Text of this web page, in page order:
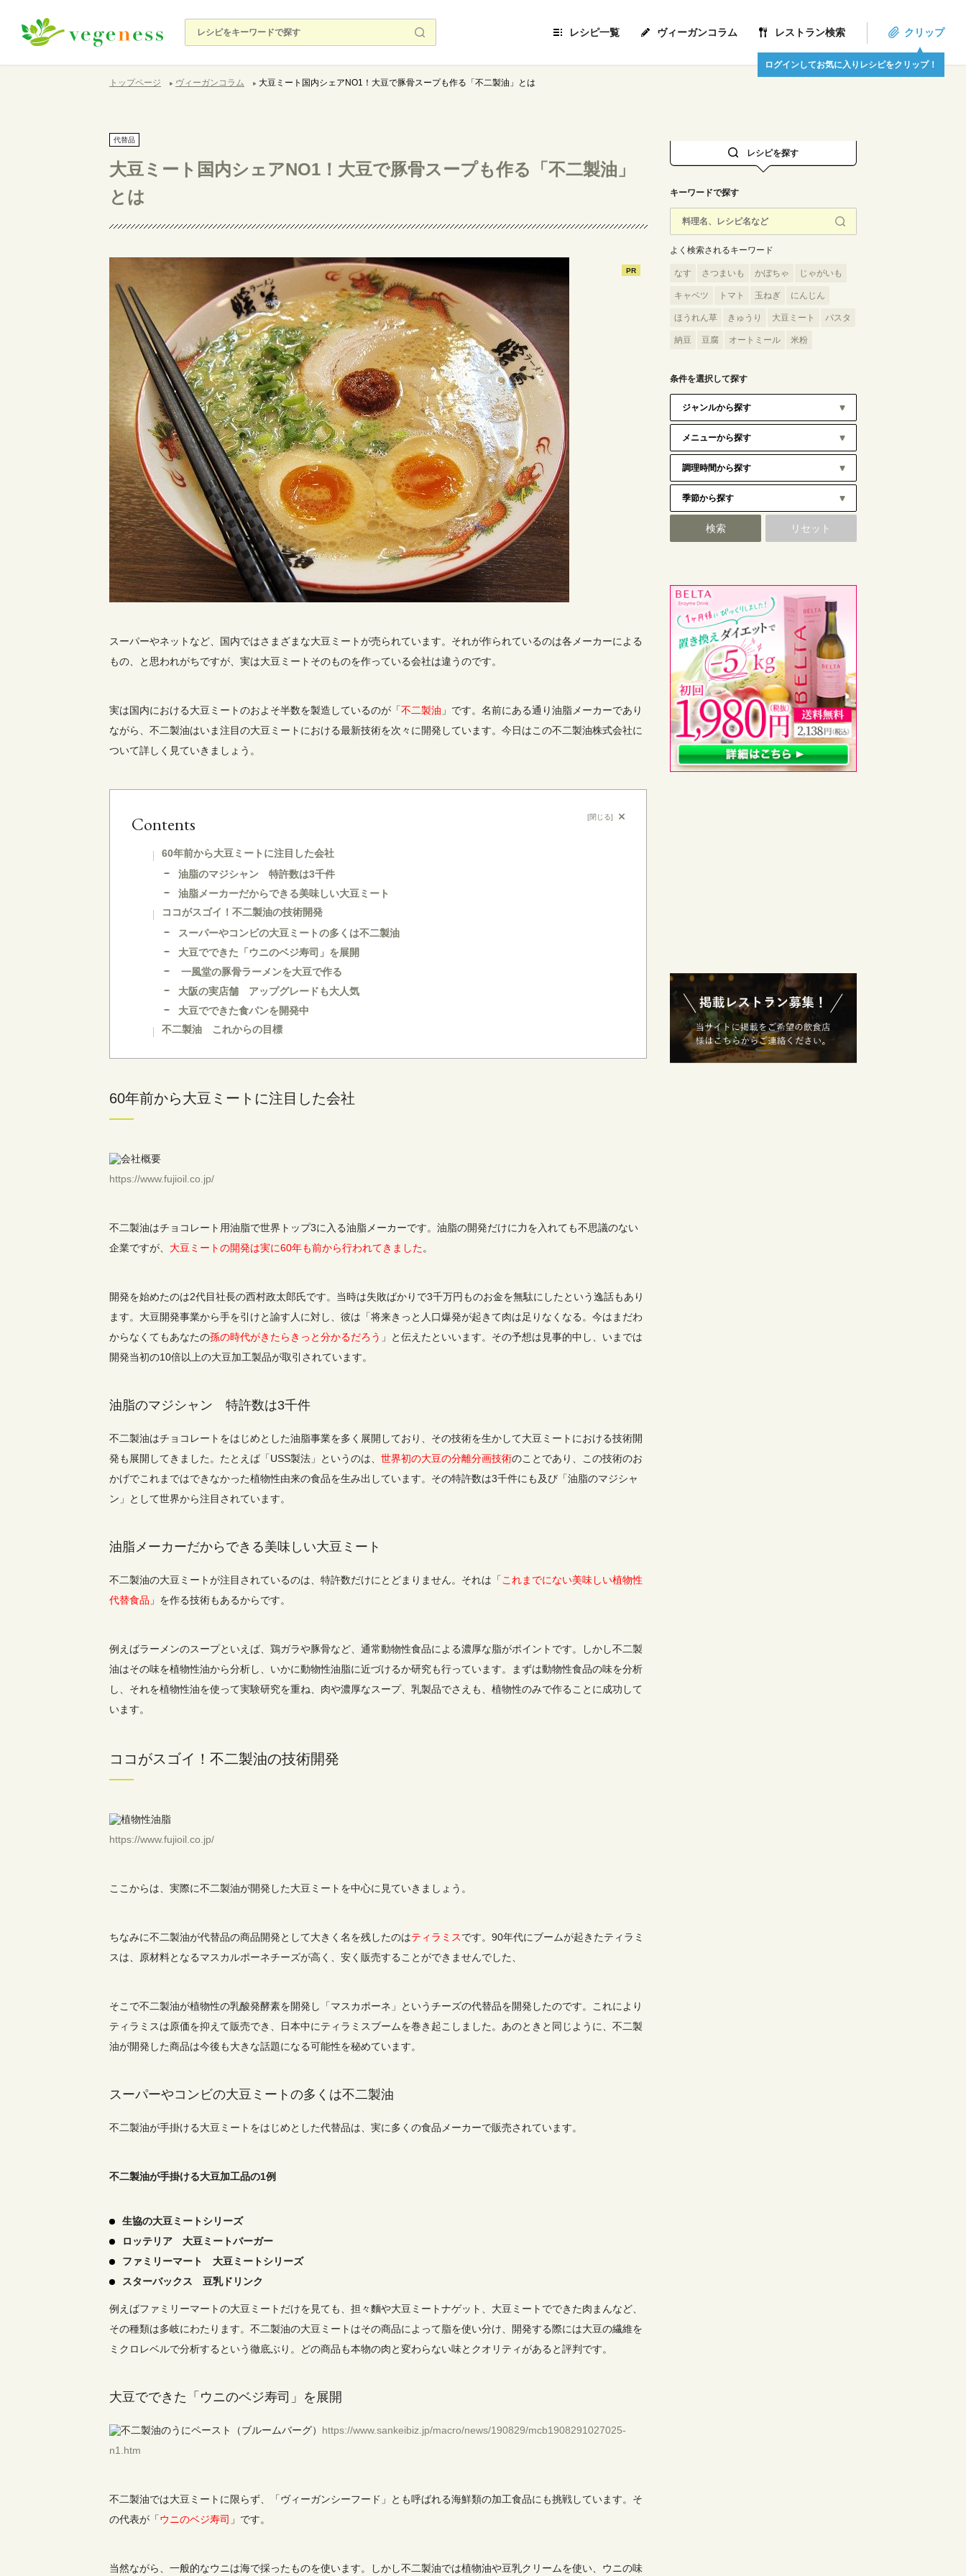
レシピ一覧 ヴィーガンコラム レストラン検索 クリップ
ログインしてお気に入りレシピをクリップ！
トップページ
ヴィーガンコラム 大豆ミート国内シェアNO1！大豆で豚骨スープも作る「不二製油」とは
代替品
大豆ミート国内シェアNO1！大豆で豚骨スープも作る「不二製油」
とは
PR
スーパーやネットなど、国内ではさまざまな大豆ミートが売られています。それが作られているのは各メーカーによる
もの、と思われがちですが、実は大豆ミートそのものを作っている会社は違うのです。
実は国内における大豆ミートのおよそ半数を製造しているのが「不二製油 」です。名前にある通り油脂メーカーであり
ながら、不二製油はいま注目の大豆ミートにおける最新技術を次々に開発しています。今日はこの不二製油株式会社に
ついて詳しく見ていきましょう。
Contents [閉じる]
60年前から大豆ミートに注目した会社
油脂のマジシャン 特許数は3千件
油脂メーカーだからできる美味しい大豆ミート
ココがスゴイ！不二製油の技術開発
スーパーやコンビの大豆ミートの多くは不二製油
大豆でできた「ウニのベジ寿司」を展開
一風堂の豚骨ラーメンを大豆で作る
大阪の実店舗 アップグレードも大人気
大豆でできた食パンを開発中
不二製油 これからの目標
60年前から大豆ミートに注目した会社
https://www.fujioil.co.jp/
不二製油はチョコレート用油脂で世界トップ3に入る油脂メーカーです。油脂の開発だけに力を入れても不思議のない
企業ですが、 大豆ミートの開発は実に60年も前から行われてきました。
開発を始めたのは2代目社長の西村政太郎氏です。当時は失敗ばかりで3千万円ものお金を無駄にしたという逸話もあり
ます。大豆開発事業から手を引けと諭す人に対し、彼は「将来きっと人口爆発が起きて肉は足りなくなる。今はまだわ
からなくてもあなたの孫の時代がきたらきっと分かるだろう 」と伝えたといいます。 その予想は見事的中し、いまでは
開発当初の10倍以上の大豆加工製品が取引されています。
油脂のマジシャン 特許数は3千件
不二製油はチョコレートをはじめとした油脂事業を多く展開しており、その技術を生かして大豆ミートにおける技術開
発も展開してきました。たとえば「USS製法」というのは、 世界初の大豆の分離分画技術のことであり、この技術のお
かげでこれまではできなかった植物性由来の食品を生み出しています。その特許数は3千件にも及び「油脂のマジシャ
ン」として世界から注目されています。
油脂メーカーだからできる美味しい大豆ミート
不二製油の大豆ミートが注目されているのは、特許数だけにとどまりません。それは「 これまでにない美味しい植物性
代替食品 」を作る技術もあるからです。
例えばラーメンのスープといえば、鶏ガラや豚骨など、通常動物性食品による濃厚な脂がポイントです。しかし不二製
油はその味を植物性油から分析し、いかに動物性油脂に近づけるか研究も行っています。まずは動物性食品の味を分析
し、それを植物性油を使って実験研究を重ね、肉や濃厚なスープ、乳製品でさえも、植物性のみで作ることに成功して
います。
ココがスゴイ！不二製油の技術開発
https://www.fujioil.co.jp/
ここからは、実際に不二製油が開発した大豆ミートを中心に見ていきましょう。
ちなみに不二製油が代替品の商品開発として大きく名を残したのはティラミスです。90年代にブームが起きたティラミ
スは、原材料となるマスカルポーネチーズが高く、安く販売することができませんでした、
そこで不二製油が植物性の乳酸発酵素を開発し「マスカポーネ」というチーズの代替品を開発したのです。これにより
ティラミスは原価を抑えて販売でき、日本中にティラミスブームを巻き起こしました。あのときと同じように、不二製
油が開発した商品は今後も大きな話題になる可能性を秘めています。
スーパーやコンビの大豆ミートの多くは不二製油
不二製油が手掛ける大豆ミートをはじめとした代替品は、実に多くの食品メーカーで販売されています。
不二製油が手掛ける大豆加工品の1例
生協の大豆ミートシリーズ
ロッテリア 大豆ミートバーガー
ファミリーマート 大豆ミートシリーズ
スターバックス 豆乳ドリンク
例えばファミリーマートの大豆ミートだけを見ても、担々麵や大豆ミートナゲット、大豆ミートでできた肉まんなど、
その種類は多岐にわたります。不二製油の大豆ミートはその商品によって脂を使い分け、開発する際には大豆の繊維を
ミクロレベルで分析するという徹底ぶり。どの商品も本物の肉と変わらない味とクオリティがあると評判です。
大豆でできた「ウニのベジ寿司」を展開
https://www.sankeibiz.jp/macro/news/190829/mcb1908291027025-
n1.htm
不二製油では大豆ミートに限らず、「ヴィーガンシーフード」とも呼ばれる海鮮類の加工食品にも挑戦しています。そ
の代表が「ウニのベジ寿司 」です。
当然ながら、一般的なウニは海で採ったものを使います。 しかし不二製油では植物油や豆乳クリームを使い、ウニの味
レシピを探す
キーワードで探す
よく検索されるキーワード
なす さつまいも かぼちゃ じゃがいも
キャベツ トマト 玉ねぎ にんじん
ほうれん草 きゅうり 大豆ミート パスタ
納豆 豆腐 オートミール 米粉
条件を選択して探す